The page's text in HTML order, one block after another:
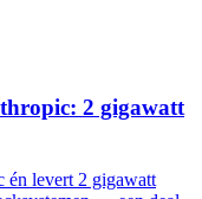
2 gigawatt
levert 2 gigawatt